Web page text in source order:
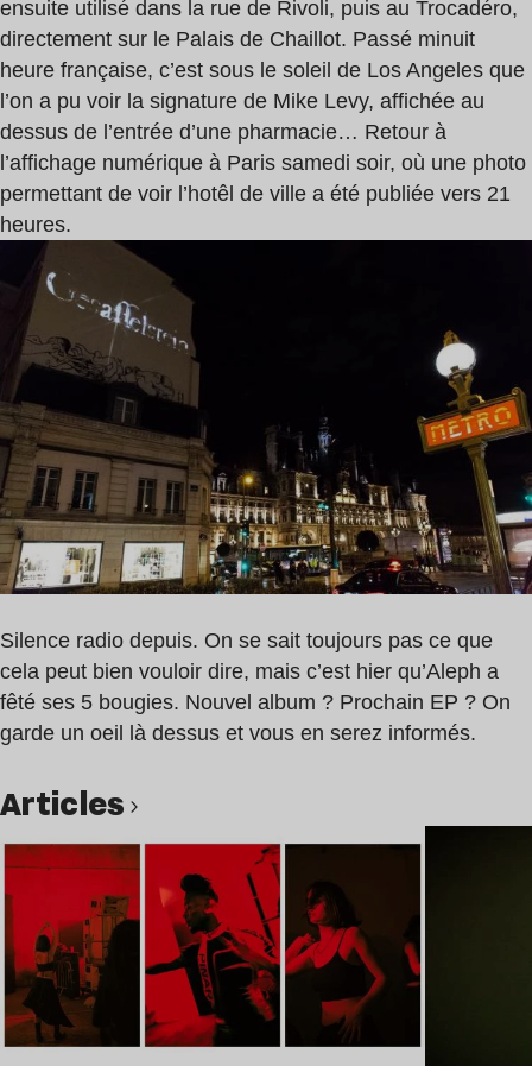
ensuite utilisé dans la rue de Rivoli, puis au Trocadéro,
directement sur le Palais de Chaillot. Passé minuit
heure française, c’est sous le soleil de Los Angeles que
l’on a pu voir la signature de Mike Levy, affichée au
dessus de l’entrée d’une pharmacie… Retour à
l’affichage numérique à Paris samedi soir, où une photo
permettant de voir l’hotêl de ville a été publiée vers 21
heures.
Silence radio depuis. On se sait toujours pas ce que
cela peut bien vouloir dire, mais c’est hier qu’Aleph a
fêté ses 5 bougies. Nouvel album ? Prochain EP ? On
garde un oeil là dessus et vous en serez informés.
Articles
Lire l’article